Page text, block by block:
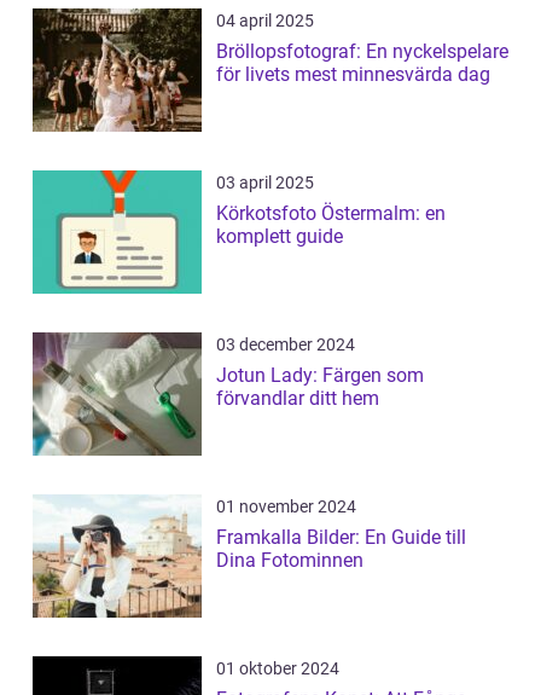
04 april 2025
Bröllopsfotograf: En nyckelspelare
för livets mest minnesvärda dag
03 april 2025
Körkotsfoto Östermalm: en
komplett guide
03 december 2024
Jotun Lady: Färgen som
förvandlar ditt hem
01 november 2024
Framkalla Bilder: En Guide till
Dina Fotominnen
01 oktober 2024